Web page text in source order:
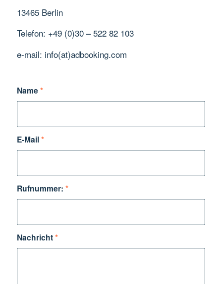
13465 Berlin
Telefon: +49 (0)30 – 522 82 103
e-mail: info(at)adbooking.com
Name*
E-Mail*
Rufnummer: *
Nachricht*